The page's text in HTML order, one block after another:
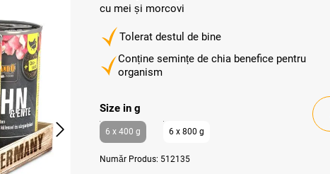
cu mei și morcovi
Tolerat destul de bine
Conține semințe de chia benefice pentru
organism
Select
Size in g
6 x 400 g 6 x 800 g
Număr Produs: 512135